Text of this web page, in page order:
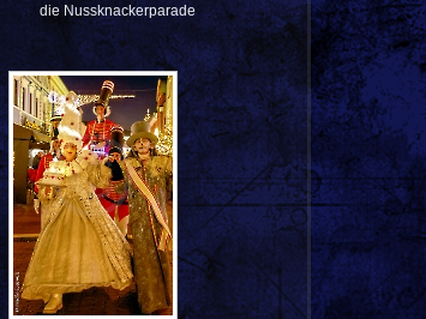
die Nussknackerparade